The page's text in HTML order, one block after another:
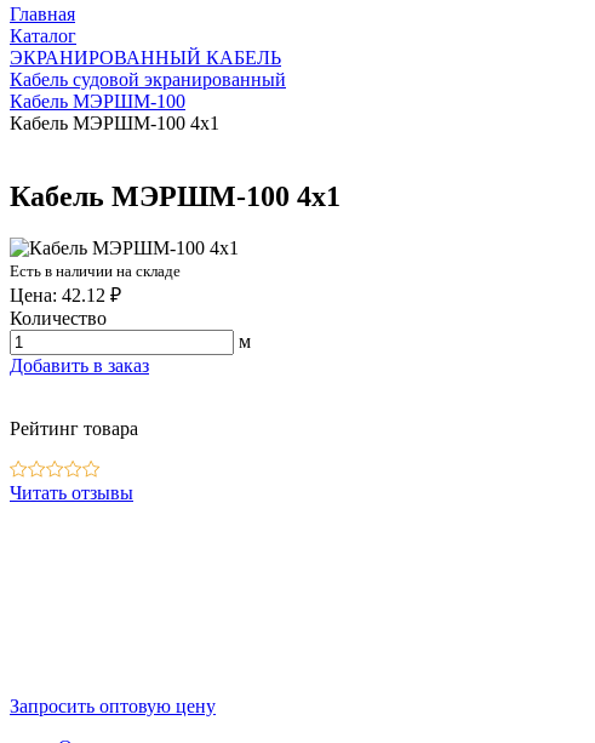
Главная
Каталог
ЭКРАНИРОВАННЫЙ КАБЕЛЬ
Кабель судовой экранированный
Кабель МЭРШМ-100
Кабель МЭРШМ-100 4х1
Кабель МЭРШМ-100 4х1
Есть в наличии на складе
Цена: 42.12 ₽
Количество
м
Добавить в заказ
Рейтинг товара
Читать отзывы
Запросить оптовую цену